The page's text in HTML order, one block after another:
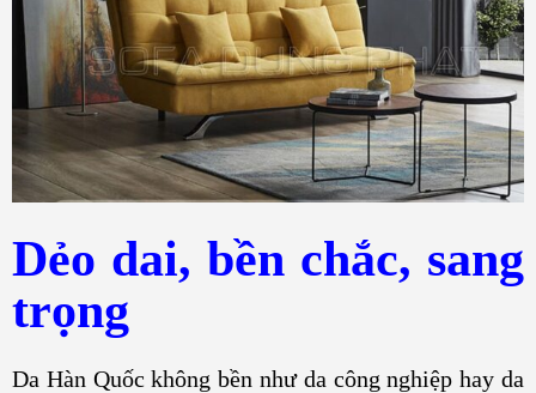
Dẻo dai, bền chắc, sang
trọng
Da Hàn Quốc không bền như da công nghiệp hay da